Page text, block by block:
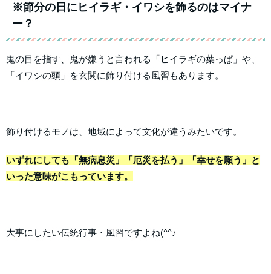
※節分の日にヒイラギ・イワシを飾るのはマイナ
ー？
鬼の目を指す、鬼が嫌うと言われる「ヒイラギの葉っぱ」や、
「イワシの頭」を玄関に飾り付ける風習もあります。
飾り付けるモノは、地域によって文化が違うみたいです。
いずれにしても「無病息災」「厄災を払う」「幸せを願う」と
いった意味がこもっています。
大事にしたい伝統行事・風習ですよね(^^♪